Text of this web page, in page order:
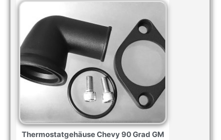
Thermostatgehäuse Chevy 90 Grad GM